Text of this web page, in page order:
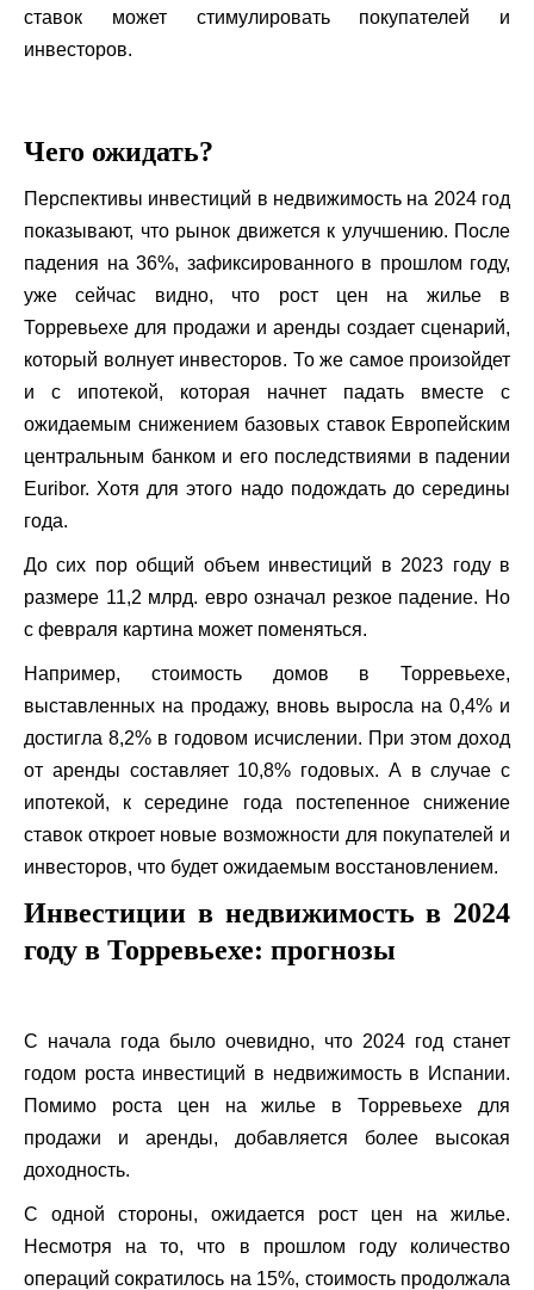
ставок может стимулировать покупателей и
инвесторов.
Чего ожидать?
Перспективы инвестиций в недвижимость на 2024 год
показывают, что рынок движется к улучшению. После
падения на 36%, зафиксированного в прошлом году,
уже сейчас видно, что рост цен на жилье в
Торревьехе для продажи и аренды создает сценарий,
который волнует инвесторов. То же самое произойдет
и с ипотекой, которая начнет падать вместе с
ожидаемым снижением базовых ставок Европейским
центральным банком и его последствиями в падении
Euribor. Хотя для этого надо подождать до середины
года.
До сих пор общий объем инвестиций в 2023 году в
размере 11,2 млрд. евро означал резкое падение. Но
с февраля картина может поменяться.
Например, стоимость домов в Торревьехе,
выставленных на продажу, вновь выросла на 0,4% и
достигла 8,2% в годовом исчислении. При этом доход
от аренды составляет 10,8% годовых. А в случае с
ипотекой, к середине года постепенное снижение
ставок откроет новые возможности для покупателей и
инвесторов, что будет ожидаемым восстановлением.
Инвестиции в недвижимость в 2024
году в Торревьехе: прогнозы
С начала года было очевидно, что 2024 год станет
годом роста инвестиций в недвижимость в Испании.
Помимо роста цен на жилье в Торревьехе для
продажи и аренды, добавляется более высокая
доходность.
С одной стороны, ожидается рост цен на жилье.
Несмотря на то, что в прошлом году количество
операций сократилось на 15%, стоимость продолжала